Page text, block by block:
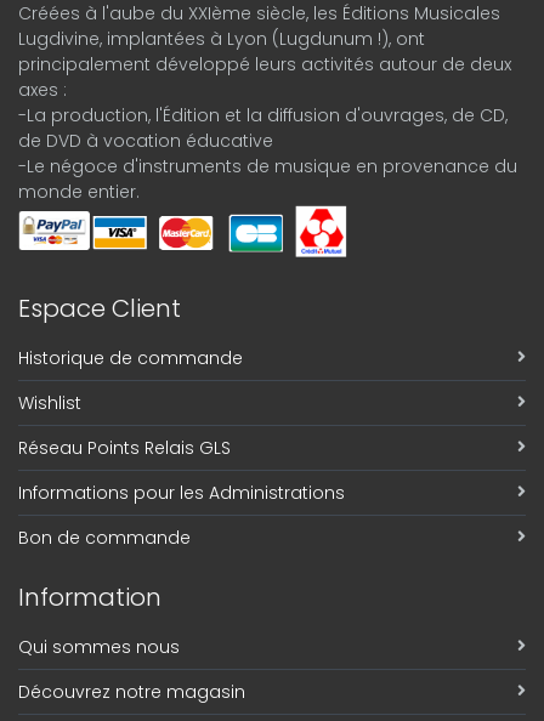
Créées à l'aube du XXIème siècle, les Éditions Musicales
Lugdivine, implantées à Lyon (Lugdunum !), ont
principalement développé leurs activités autour de deux
axes :
-La production, l'Édition et la diffusion d'ouvrages, de CD,
de DVD à vocation éducative
-Le négoce d'instruments de musique en provenance du
monde entier.
Espace Client
Historique de commande
Wishlist
Réseau Points Relais GLS
Informations pour les Administrations
Bon de commande
Information
Qui sommes nous
Découvrez notre magasin